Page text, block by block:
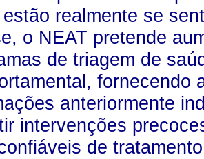
realmente se
o NEAT pretende
de triagem de
fornecendo
anteriormente
intervenções
de